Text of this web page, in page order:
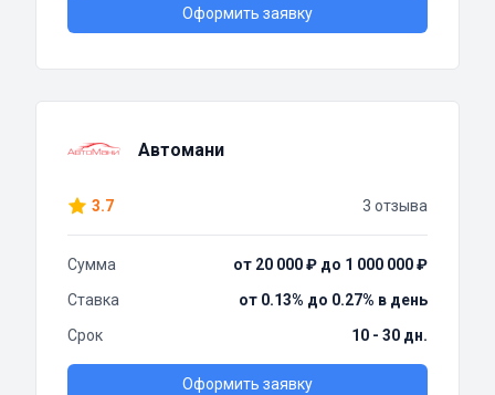
Оформить заявку
Автомани
3.7 3 отзыва
Сумма
от 20 000 ₽ до 1 000 000 ₽
Ставка
от 0.13% до 0.27% в день
Срок
10 - 30 дн.
Оформить заявку